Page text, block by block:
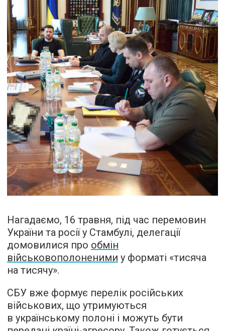
Нагадаємо, 16 травня, під час перемовин
України та росії у Стамбулі, делегації
домовилися про обмін
військовополоненими у форматі «тисяча
на тисячу».
СБУ вже формує перелік російських
військових, що утримуються
в українському полоні і можуть бути